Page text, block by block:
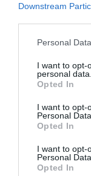
Downstream
Please note that
not limited to
grant or deny
use your data for
consent section.
Personal
I want to opt-
personal data.
Opted In
I want to opt-
Personal Data.
Opted In
I want to opt-
Personal
Opted In
korábban
tűnik, hogy